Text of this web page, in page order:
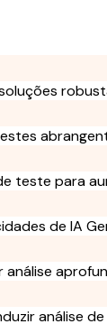
teste para
de IA
análise
análise